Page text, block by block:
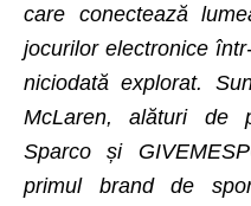
care conectează
jocurilor electronice
niciodată explorat.
McLaren, alături de
Sparco și
primul brand de